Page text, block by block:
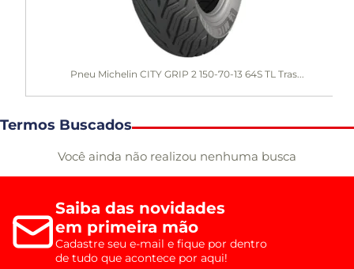
Pneu Michelin CITY GRIP 2 150-70-13 64S TL Tras...
Termos Buscados
Você ainda não realizou nenhuma busca
Saiba das novidades
em primeira mão
Cadastre seu e-mail e fique por dentro
de tudo que acontece por aqui!